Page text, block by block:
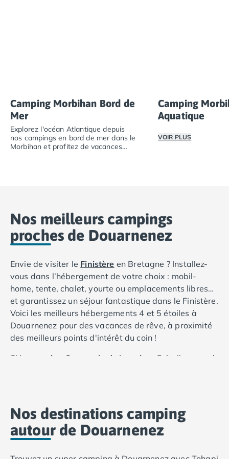
Camping Cavallino
Camping Lido di Jesolo
Camping Pacengo di Lazise
Camping Sottomarina di Chioggia
Camping Venise
Camping Nazaré
Camping Nord Portugal
Camping Porto
Camping Croatie
Camping Comté de Zadar
Camping Dalmatie
Camping Istrie
Camping Porec
Camping Pula
Camping Rovinj
Camping Kvarner
Autres destinations
Camping Suisse
Camping Frise
Camping Hollande-Méridionale
Camping Limbourg
Camping Zélande
Camping Morbihan Bord de
Mer
Explorez l'océan Atlantique depuis
nos campings en bord de mer dans le
Morbihan et profitez de vacances
Camping
Aquatique
VOIR PLUS
Nos meilleurs campings
proches de Douarnenez
Envie de visiter le Finistère en Bretagne ? Installez-
vous dans l’hébergement de votre choix : mobil-
home, tente, chalet, yourte ou emplacements libres…
et garantissez un séjour fantastique dans le Finistère.
Voici les meilleurs hébergements 4 et 5 étoiles à
Douarnenez pour des vacances de rêve, à proximité
des meilleurs points d'intérêt du coin !
Si le
camping Orangerie de Lanniron
5 étoiles prend
piscine à contre-courant, sa pataugeoire, ses bains à
bulles et ses toboggans dévalant la roche. L’espace
aquatique est accolé au château du camping, offrant
au soleil. et toboggan, d’un club enfants et de
Nos destinations camping
autour de Douarnenez